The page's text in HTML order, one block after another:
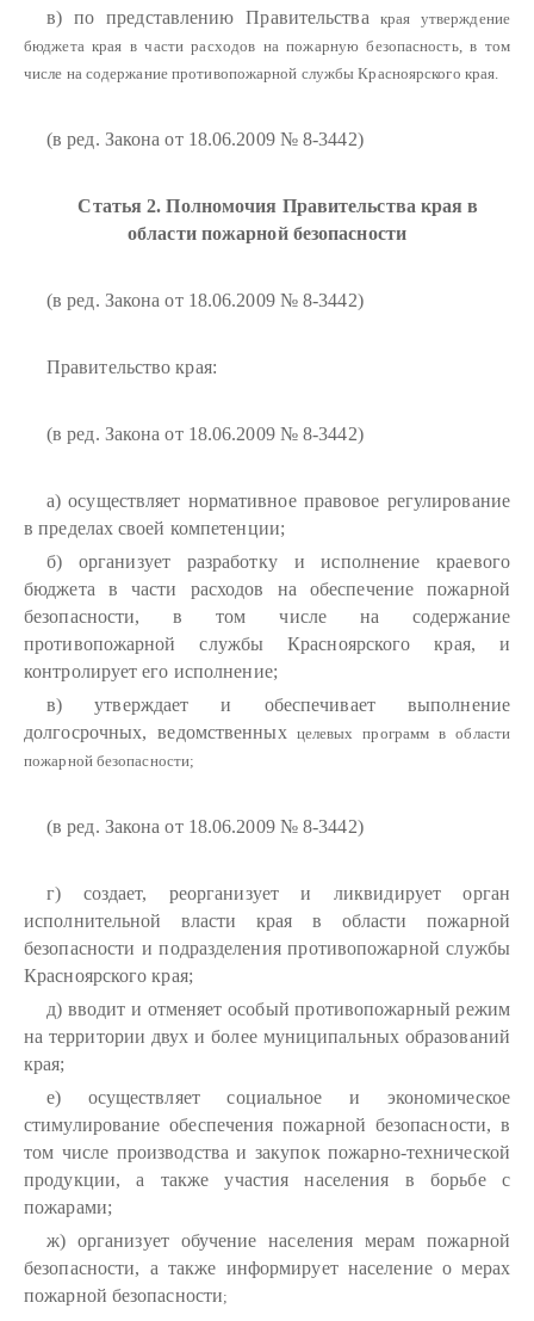
в) по представлению Правительства края утверждение
бюджета края в части расходов на пожарную безопасность, в том
числе на содержание противопожарной службы Красноярского края.
(в ред. Закона от 18.06.2009 № 8-3442)
Статья 2. Полномочия Правительства края в
области пожарной безопасности
(в ред. Закона от 18.06.2009 № 8-3442)
Правительство края:
(в ред. Закона от 18.06.2009 № 8-3442)
а) осуществляет нормативное правовое регулирование
в пределах своей компетенции;
б) организует разработку и исполнение краевого
бюджета в части расходов на обеспечение пожарной
безопасности, в том числе на содержание
противопожарной службы Красноярского края, и
контролирует его исполнение;
в) утверждает и обеспечивает выполнение
долгосрочных, ведомственныхцелевых программ в области
пожарной безопасности;
(в ред. Закона от 18.06.2009 № 8-3442)
г) создает, реорганизует и ликвидирует орган
исполнительной власти края в области пожарной
безопасности и подразделения противопожарной службы
Красноярского края;
д) вводит и отменяет особый противопожарный режим
на территории двух и более муниципальных образований
края;
е) осуществляет социальное и экономическое
стимулирование обеспечения пожарной безопасности, в
том числе производства и закупок пожарно-технической
продукции, а также участия населения в борьбе с
пожарами;
ж) организует обучение населения мерам пожарной
безопасности, а также информирует население о мерах
пожарной безопасности;